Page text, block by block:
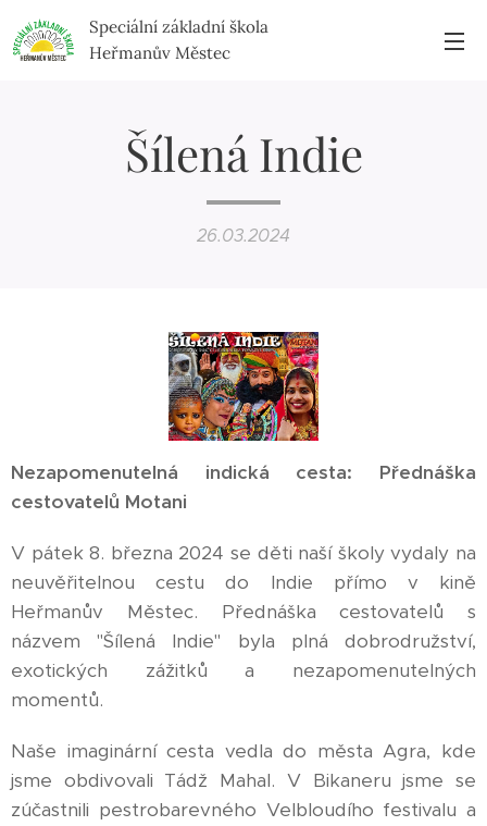
Speciální základní škola
Heřmanův Městec
Šílená Indie
26.03.2024
Nezapomenutelná indická cesta: Přednáška
cestovatelů Motani
V pátek 8. března 2024 se děti naší školy vydaly na
neuvěřitelnou cestu do Indie přímo v kině
Heřmanův Městec. Přednáška cestovatelů s
názvem "Šílená Indie" byla plná dobrodružství,
exotických zážitků a nezapomenutelných
momentů.
Naše imaginární cesta vedla do města Agra, kde
jsme obdivovali Tádž Mahal. V Bikaneru jsme se
zúčastnili pestrobarevného Velbloudího festivalu a